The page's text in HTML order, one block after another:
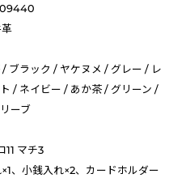
/ ブラック / ヤケヌメ / グレー / レ
/ ネイビー / あか茶 / グリーン /
ーブ
11 マチ3
、小銭入れ×2、カードホルダー